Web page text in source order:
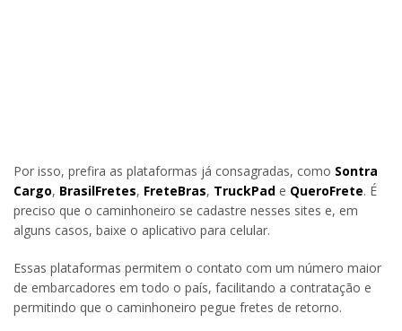
Por isso, prefira as plataformas já consagradas, como Sontra
Cargo, BrasilFretes, FreteBras, TruckPad e QueroFrete. É
preciso que o caminhoneiro se cadastre nesses sites e, em
alguns casos, baixe o aplicativo para celular.
Essas plataformas permitem o contato com um número maior
de embarcadores em todo o país, facilitando a contratação e
permitindo que o caminhoneiro pegue fretes de retorno.